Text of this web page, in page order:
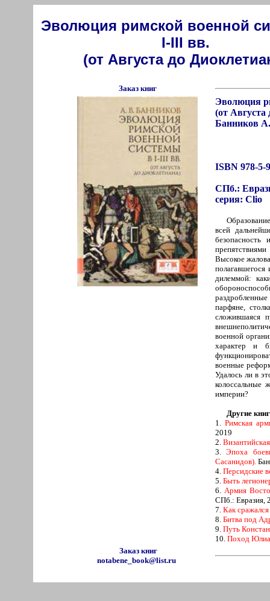
Эволюция римской военной
I-III вв.
(от Августа до
Заказ книг
Эволюция
(от Августа
Банников
ISBN 978-5-
СПб.:
серия: Clio
всей
Высокое
дилеммой:
парфяне,
сложившаяся
военной
характер и
военные
Удалось ли в
колоссальные
империи?
Другие
1. Римская
2019
2.
3.Эпоха
Сасанидов).
4. Персидские
5. Быть
6. Армия
СПб.: Евразия,
7. Как
8. Битва под
9. Путь
10. Поход
Заказ книг
notabene_book@list.ru